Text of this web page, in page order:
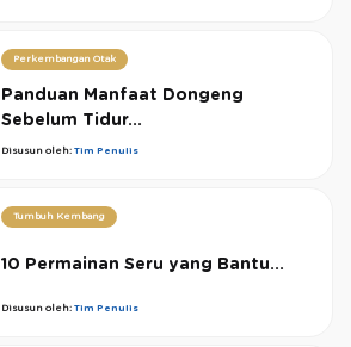
Perkembangan Otak
Panduan Manfaat Dongeng
Sebelum Tidur...
Disusun oleh: Tim Penulis
Tumbuh Kembang
10 Permainan Seru yang Bantu...
Disusun oleh: Tim Penulis